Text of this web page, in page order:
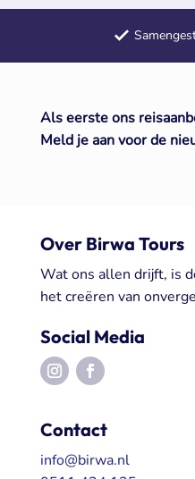
Als eerste ons
Meld je aan voor de
Over Birwa Tours
Wat ons allen drijft, is
het creëren van
Social Media
Contact
info@birwa.nl